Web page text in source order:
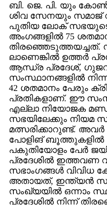
ബി. ജെ. പി. യും
ശിവ സേനയും സമാജ്‌
പുതിയ ലോക്‌ സഭയുടെ
അംഗങ്ങളില്‍ 75
തിരഞ്ഞെടുത്തയച്ചത്‌.
ലാണെങ്കില്‍ ഉത്തര്‍
ആന്ധ്ര പ്രദേശ്‌,
സംസ്ഥാനങ്ങളില്‍
42 ശതമാനം പേരും
പ്രതികളാണ്‌. ഈ
എല്ലാ നിയോജക
സഭയിലേക്കും നിയമ
മത്സരിക്കാറുണ്ട്‌. അവര്‍
പോളിങ്‌ ബൂത്തുകളില്‍
പകുതിയോളം പേര്‍
പ്രദേശില്‍ ഇത്തവണ
സഭാംഗങ്ങള്‍ വിവിധ
അതായത്‌, ഇന്ത്യന്‍
സംഖ്യയില്‍ ഒന്നാം
പ്രദേശില്‍ നിന്ന്‌